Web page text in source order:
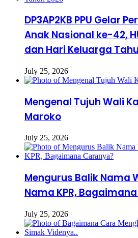
DP3AP2KB PPU Gelar
Anak Nasional ke-42,
dan Hari Keluarga
July 25, 2026
Mengenal Tujuh Wali
Maroko
July 25, 2026
Mengurus Balik Nama
Nama KPR,
July 25, 2026